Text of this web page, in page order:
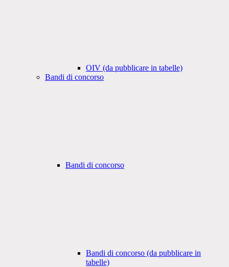
OIV (da pubblicare in tabelle)
Bandi di concorso
Bandi di concorso
Bandi di concorso (da pubblicare in
tabelle)